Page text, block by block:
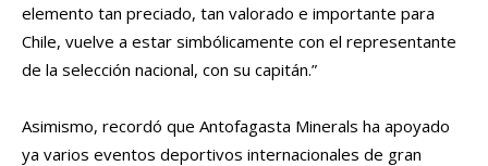
elemento tan preciado, tan valorado e importante para
Chile, vuelve a estar simbólicamente con el representante
de la selección nacional, con su capitán.”
Asimismo, recordó que Antofagasta Minerals ha apoyado
ya varios eventos deportivos internacionales de gran